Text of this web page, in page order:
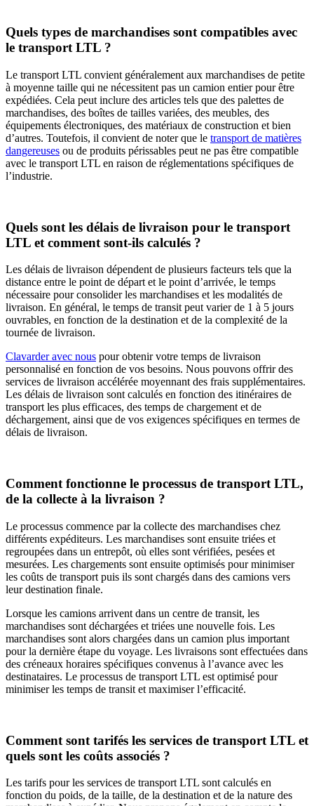
Quels types de marchandises sont compatibles avec
le transport LTL ?
Le transport LTL convient généralement aux marchandises de petite
à moyenne taille qui ne nécessitent pas un camion entier pour être
expédiées. Cela peut inclure des articles tels que des palettes de
marchandises, des boîtes de tailles variées, des meubles, des
équipements électroniques, des matériaux de construction et bien
d’autres. Toutefois, il convient de noter que le transport de matières
dangereuses ou de produits périssables peut ne pas être compatible
avec le transport LTL en raison de réglementations spécifiques de
l’industrie.
Quels sont les délais de livraison pour le transport
LTL et comment sont-ils calculés ?
Les délais de livraison dépendent de plusieurs facteurs tels que la
distance entre le point de départ et le point d’arrivée, le temps
nécessaire pour consolider les marchandises et les modalités de
livraison. En général, le temps de transit peut varier de 1 à 5 jours
ouvrables, en fonction de la destination et de la complexité de la
tournée de livraison.
Clavarder avec nous pour obtenir votre temps de livraison
personnalisé en fonction de vos besoins. Nous pouvons offrir des
services de livraison accélérée moyennant des frais supplémentaires.
Les délais de livraison sont calculés en fonction des itinéraires de
transport les plus efficaces, des temps de chargement et de
déchargement, ainsi que de vos exigences spécifiques en termes de
délais de livraison.
Comment fonctionne le processus de transport LTL,
de la collecte à la livraison ?
Le processus commence par la collecte des marchandises chez
différents expéditeurs. Les marchandises sont ensuite triées et
regroupées dans un entrepôt, où elles sont vérifiées, pesées et
mesurées. Les chargements sont ensuite optimisés pour minimiser
les coûts de transport puis ils sont chargés dans des camions vers
leur destination finale.
Lorsque les camions arrivent dans un centre de transit, les
marchandises sont déchargées et triées une nouvelle fois. Les
marchandises sont alors chargées dans un camion plus important
pour la dernière étape du voyage. Les livraisons sont effectuées dans
des créneaux horaires spécifiques convenus à l’avance avec les
destinataires. Le processus de transport LTL est optimisé pour
minimiser les temps de transit et maximiser l’efficacité.
Comment sont tarifés les services de transport LTL et
quels sont les coûts associés ?
Les tarifs pour les services de transport LTL sont calculés en
fonction du poids, de la taille, de la destination et de la nature des